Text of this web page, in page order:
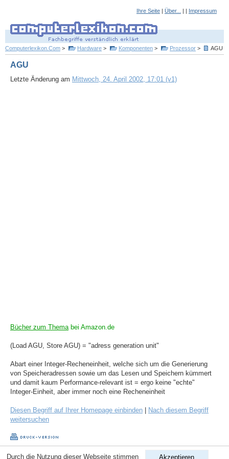
Ihre Seite | Über... | | Impressum
Computerlexikon.Com > Hardware > Komponenten > Prozessor > AGU
AGU
Letzte Änderung am Mittwoch, 24. April 2002, 17:01 (v1)
Bücher zum Themabei Amazon.de
(Load AGU, Store AGU) = "adress generation unit"
Abart einer Integer-Recheneinheit, welche sich um die Generierung
von Speicheradressen sowie um das Lesen und Speichern kümmert
und damit kaum Performance-relevant ist = ergo keine "echte"
Integer-Einheit, aber immer noch eine Recheneinheit
Diesen Begriff auf Ihrer Homepage einbinden
Nach diesem Begriff
weitersuchen
Akzeptieren
Durch die Nutzung dieser Webseite stimmen